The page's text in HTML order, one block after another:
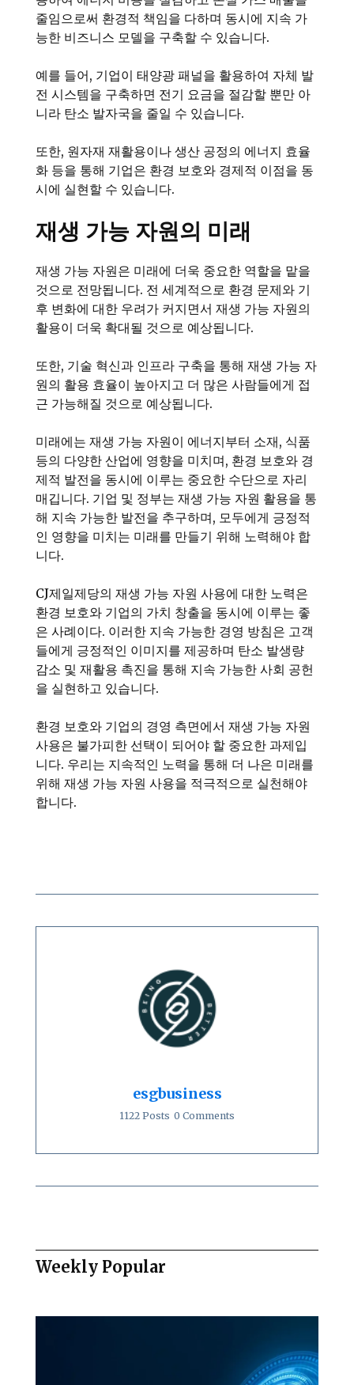
줄임으로써 환경적 책임을 다하며 동시에 지속 가
능한 비즈니스 모델을 구축할 수 있습니다.
예를 들어, 기업이 태양광 패널을 활용하여 자체 발
전 시스템을 구축하면 전기 요금을 절감할 뿐만 아
니라 탄소 발자국을 줄일 수 있습니다.
또한, 원자재 재활용이나 생산 공정의 에너지 효율
화 등을 통해 기업은 환경 보호와 경제적 이점을 동
시에 실현할 수 있습니다.
재생 가능 자원의 미래
재생 가능 자원은 미래에 더욱 중요한 역할을 맡을
것으로 전망됩니다. 전 세계적으로 환경 문제와 기
후 변화에 대한 우려가 커지면서 재생 가능 자원의
활용이 더욱 확대될 것으로 예상됩니다.
또한, 기술 혁신과 인프라 구축을 통해 재생 가능 자
원의 활용 효율이 높아지고 더 많은 사람들에게 접
근 가능해질 것으로 예상됩니다.
미래에는 재생 가능 자원이 에너지부터 소재, 식품
등의 다양한 산업에 영향을 미치며, 환경 보호와 경
제적 발전을 동시에 이루는 중요한 수단으로 자리
매깁니다. 기업 및 정부는 재생 가능 자원 활용을 통
해 지속 가능한 발전을 추구하며, 모두에게 긍정적
인 영향을 미치는 미래를 만들기 위해 노력해야 합
니다.
CJ제일제당의 재생 가능 자원 사용에 대한 노력은
환경 보호와 기업의 가치 창출을 동시에 이루는 좋
은 사례이다. 이러한 지속 가능한 경영 방침은 고객
들에게 긍정적인 이미지를 제공하며 탄소 발생량
감소 및 재활용 촉진을 통해 지속 가능한 사회 공헌
을 실현하고 있습니다.
환경 보호와 기업의 경영 측면에서 재생 가능 자원
사용은 불가피한 선택이 되어야 할 중요한 과제입
니다. 우리는 지속적인 노력을 통해 더 나은 미래를
위해 재생 가능 자원 사용을 적극적으로 실천해야
합니다.
esgbusiness
1122 Posts 0 Comments
Weekly Popular